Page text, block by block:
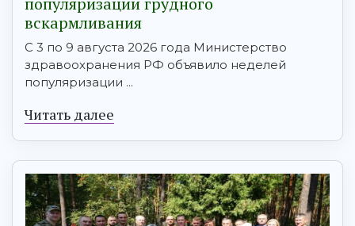
вскармливания
С 3 по 9 августа 2026 года Министерство
здравоохранения РФ объявило неделей
популяризации ...
Читать далее